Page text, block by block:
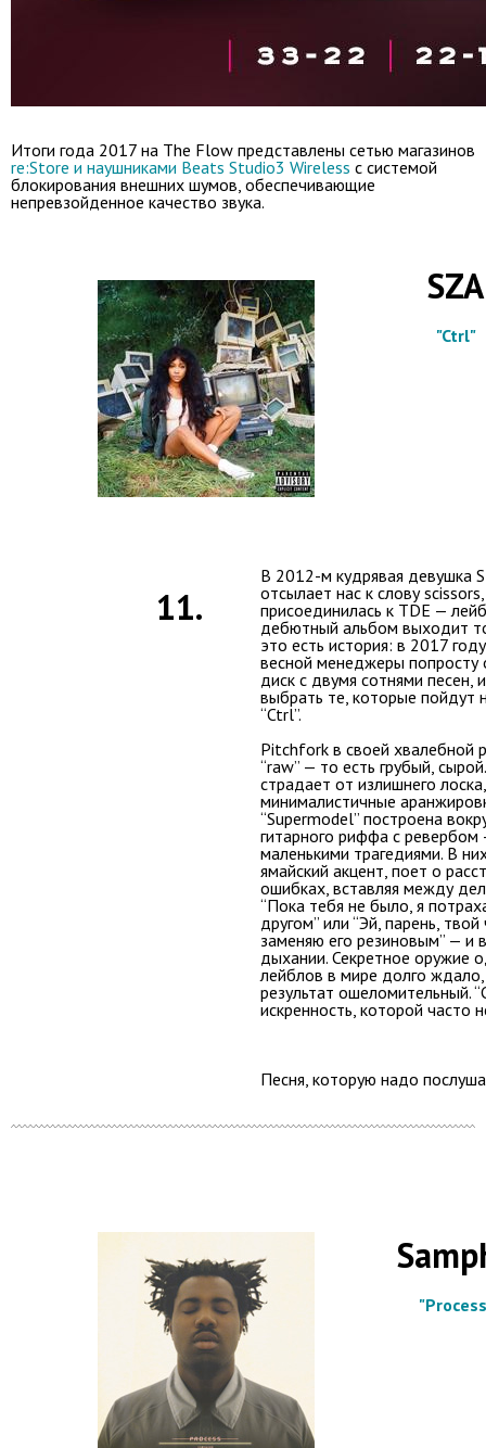
Итоги года 2017 на The Flow представлены сетью магазинов
re:Store и наушниками Beats Studio3 Wireless с системой
блокирования внешних шумов, обеспечивающие
непревзойденное качество звука.
SZA
"Ctrl"
11.
В 2012-м кудрявая девушка
отсылает нас к слову
присоединилась к TDE —
дебютный альбом выходит
это есть история: в 2017
весной менеджеры попросту
диск с двумя сотнями песен,
выбрать те, которые пойдут
“Ctrl”.
Pitchfork в своей хвалебной
“raw” — то есть грубый,
страдает от излишнего
минималистичные
“Supermodel” построена
гитарного риффа с ревербом
маленькими трагедиями. В
ямайский акцент, поет о
ошибках, вставляя между
“Пока тебя не было, я
другом” или “Эй, парень,
заменяю его резиновым” — и
дыхании. Секретное оружие
лейблов в мире долго
результат ошеломительный.
искренность, которой часто
Песня, которую надо